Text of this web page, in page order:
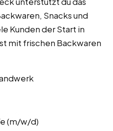
Snacks und
Kunden der Start in
mit frischen Backwaren
(m/w/d)